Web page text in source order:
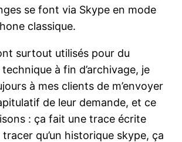
se font via Skype en mode
classique.
surtout utilisés pour du
à fin d’archivage, je
à mes clients de m’envoyer
de leur demande, et ce
: ça fait une trace écrite
qu’un historique skype, ça